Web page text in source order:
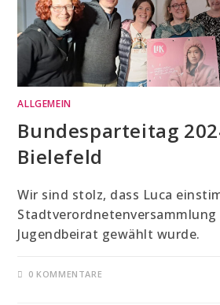
ALLGEMEIN
Bundesparteitag
Bielefeld
Wir sind stolz, dass Luca
Stadtverordnetenversammlung
Jugendbeirat gewählt wurde.
0 KOMMENTARE